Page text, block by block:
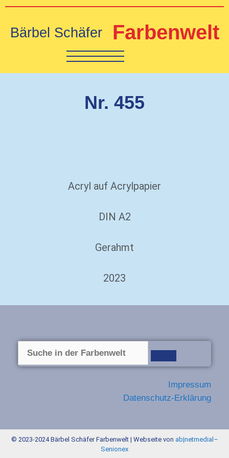
Bärbel Schäfer Farbenwelt
Nr. 455
Acryl auf Acrylpapier
DIN A2
Gerahmt
2023
Impressum
Datenschutz-Erklärung
© 2023-2024 Bärbel Schäfer Farbenwelt | Webseite von ab|netmedial–
Senionex